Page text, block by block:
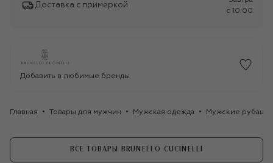
Доставка с примеркой
c 10:00
Добавить в любимые бренды
Главная Товары для мужчин Мужская одежда Мужские
ВСЕ ТОВАРЫ BRUNELLO CUCINELLI